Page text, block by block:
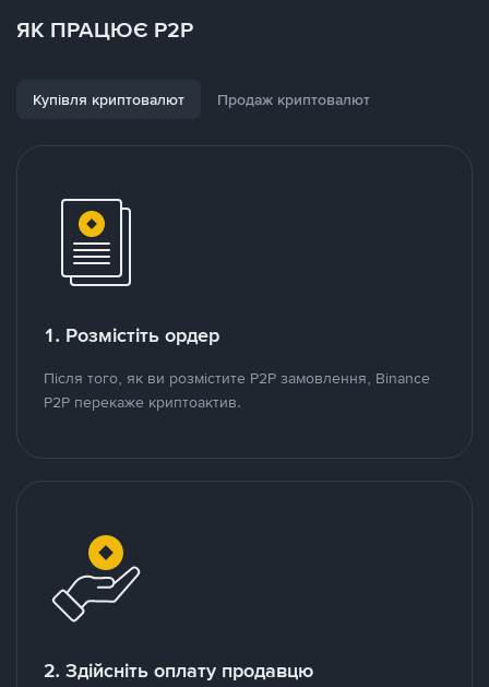
ЯК ПРАЦЮЄ P2P
Купівля криптовалют Продаж криптовалют
1. Розмістіть ордер
Після того, як ви розмістите P2P замовлення, Binance
P2P перекаже криптоактив.
2. Здійсніть оплату продавцю